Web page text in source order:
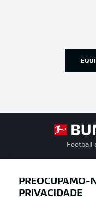
Football
PREOCUPAMO-
PRIVACIDADE